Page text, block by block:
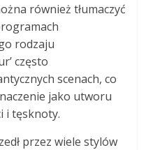
również tłumaczyć
rodzaju
często
scenach, co
jako utworu
i tęsknoty.
przez wiele stylów